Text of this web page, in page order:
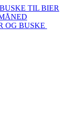
TIL BIER
OG BUSKE